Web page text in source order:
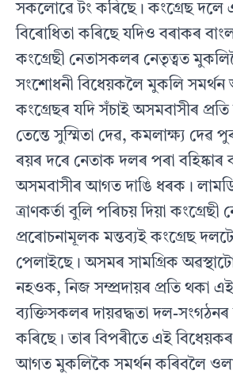
সকলোৱে টং কৰিছে। কংগ্ৰেছ দলে
বিৰোধিতা কৰিছে যদিও বৰাকৰ
কংগ্ৰেছী নেতাসকলৰ নেতৃত্বত
সংশোধনী বিধেয়কলৈ মুকলি সমৰ্থন
কংগ্ৰেছৰ যদি সঁচাই অসমবাসীৰ
তেন্তে সুস্মিতা দেৱ, কমলাক্ষ্য দেৱ
ৰয়ৰ দৰে নেতাক দলৰ পৰা বহিষ্কাৰ
অসমবাসীৰ আগত দাঙি ধৰক।
ত্ৰাণকৰ্তা বুলি পৰিচয় দিয়া কংগ্ৰেছী
প্ৰৰোচনামূলক মন্তব‍্যই কংগ্ৰেছ
পেলাইছে। অসমৰ সামগ্ৰিক
নহওক, নিজ সম্প্ৰদায়ৰ প্ৰতি থকা
ব‍্যক্তিসকলৰ দায়ৱদ্ধতা দল-সংগঠনৰ
কৰিছে। তাৰ বিপৰীতে এই
আগত মুকলিকৈ সমৰ্থন কৰিবলৈ ওলাই